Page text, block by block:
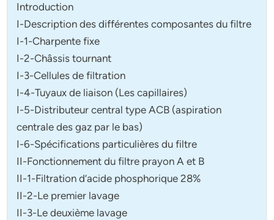
Introduction
I-Description des différentes composantes du filtre
I-1-Charpente fixe
I-2-Châssis tournant
I-3-Cellules de filtration
I-4-Tuyaux de liaison (Les capillaires)
I-5-Distributeur central type ACB (aspiration
centrale des gaz par le bas)
I-6-Spécifications particulières du filtre
II-Fonctionnement du filtre prayon A et B
II-1-Filtration d’acide phosphorique 28%
II-2-Le premier lavage
II-3-Le deuxième lavage